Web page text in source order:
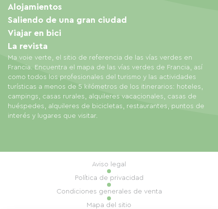
Ma voie verte, el sitio de referencia de las vías verdes en
Francia. Encuentra el mapa de las vías verdes de Francia, así
como todos los profesionales del turismo y las actividades
turísticas a menos de 5 kilómetros de los itinerarios: hoteles,
campings, casas rurales, alquileres vacacionales, casas de
huéspedes, alquileres de bicicletas, restaurantes, puntos de
interés y lugares que visitar.
Alojamientos
Saliendo de una gran ciudad
Viajar en bici
La revista
Aviso legal
Política de privacidad
Condiciones generales de venta
Mapa del sitio